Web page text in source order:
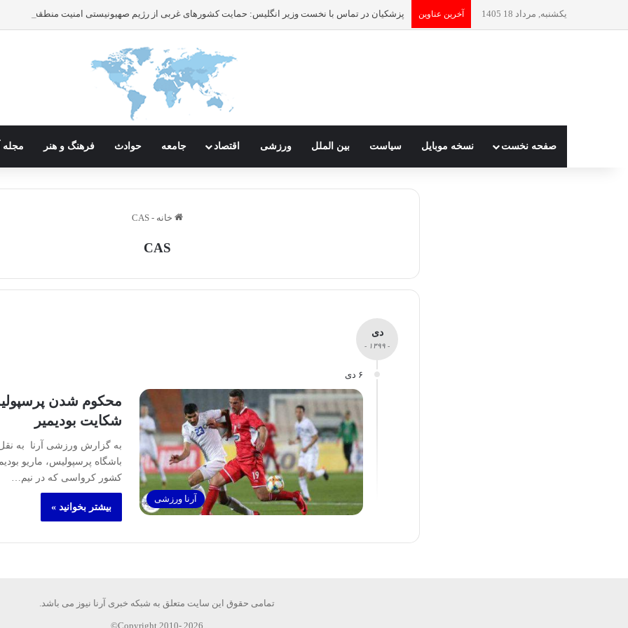
یکشنبه, مرداد 18 1405 آخرین عناوین
صفحه نخست نسخه موبایل سیاست بین الملل ورزشی اقتصاد جامعه حوادث فرهنگ و هنر مجله
خانه -
CAS
CAS
دی
- ۱۳۹۹ -
۶ دی
آرنا ورزشی
محکوم شدن
شکایت بودیمیر
به گزارش ورزشی آرنا به
باشگاه پرسپولیس، ماریو
کشور کرواسی که در نیم…
بیشتر بخوانید »
تمامی حقوق این سایت متعلق به شبکه خبری آرنا نیوز می باشد.
Copyright 2010- 2026©